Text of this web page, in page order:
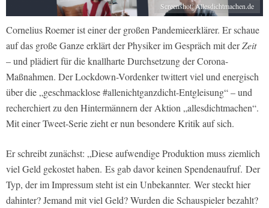
Screenshot: Allesdichtmachen.de
Cornelius Roemer ist einer der großen Pandemieerklärer. Er schaue
auf das große Ganze erklärt der Physiker im Gespräch mit derZeit
– und plädiert für die knallharte Durchsetzung der Corona-
Maßnahmen. Der Lockdown-Vordenker twittert viel und energisch
über die „geschmacklose #allenichtganzdicht-Entgleisung“ – und
recherchiert zu den Hintermännern der Aktion „allesdichtmachen“.
Mit einer Tweet-Serie zieht er nun besondere Kritik auf sich.
Er schreibt zunächst: „Diese aufwendige Produktion muss ziemlich
viel Geld gekostet haben. Es gab davor keinen Spendenaufruf. Der
Typ, der im Impressum steht ist ein Unbekannter. Wer steckt hier
dahinter? Jemand mit viel Geld? Wurden die Schauspieler bezahlt?